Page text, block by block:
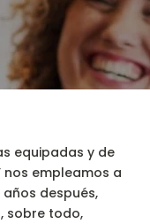
equipadas y de
empleamos a
después,
sobre todo,